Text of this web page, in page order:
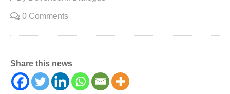
0 Comments
Share this news